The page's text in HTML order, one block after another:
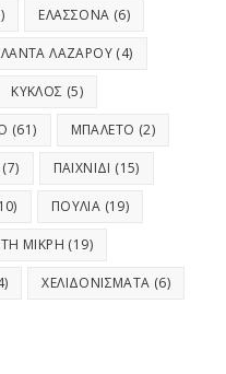
ΕΛΑΣΣΟΝΑ (6)
ΛΑΖΑΡΟΥ (4)
ΚΥΚΛΟΣ (5)
(61) ΜΠΑΛΕΤΟ (2)
(7) ΠΑΙΧΝΙΔΙ (15)
ΠΟΥΛΙΑ (19)
ΜΙΚΡΗ (19)
ΧΕΛΙΔΟΝΙΣΜΑΤΑ (6)